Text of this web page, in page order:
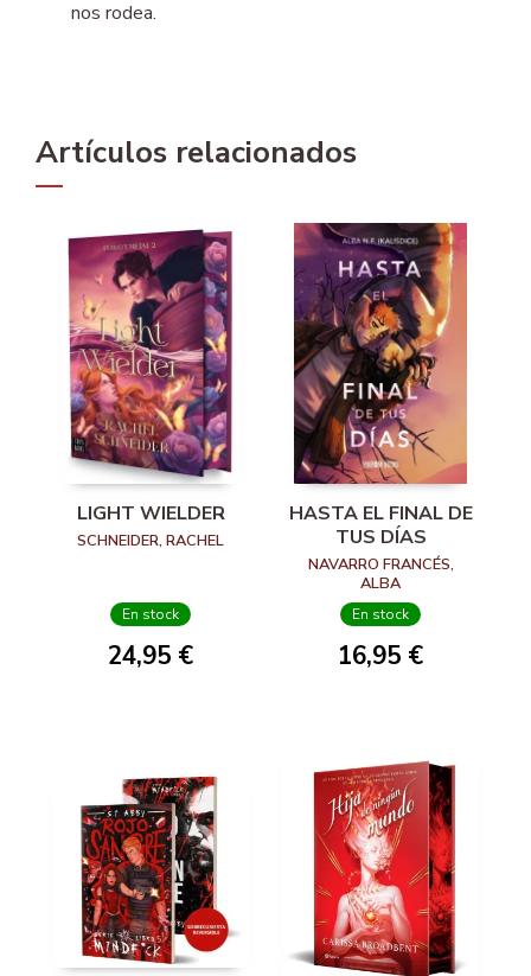
nos rodea.
Artículos relacionados
LIGHT WIELDER
SCHNEIDER, RACHEL
En stock
24,95 €
HASTA EL FINAL DE
TUS DÍAS
NAVARRO FRANCÉS,
ALBA
En stock
16,95 €